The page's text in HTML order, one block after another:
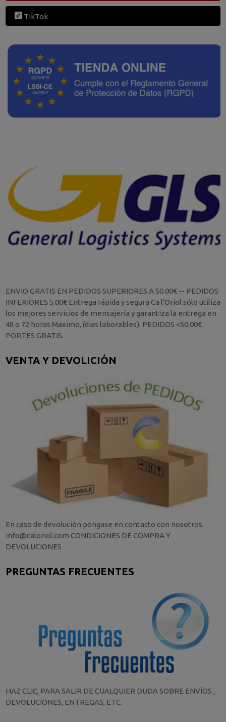
TikTok
ENVIO GRATIS EN PEDIDOS SUPERIORES A 50.00€ -- PEDIDOS
INFERIORES 5.00€ Entrega rápida y segura Ca l'Oriol sólo utiliza
los mejores servicios de mensajería y garantiza la entrega en
48 o 72 horas Maximo, (dias laborables). PEDIDOS <50.00€
PORTES GRATIS.
VENTA Y DEVOLICIÓN
En caso de devolución pongase en contacto con nosotros.
info@caloriol.com CONDICIONES DE COMPRA Y
DEVOLUCIONES
PREGUNTAS FRECUENTES
HAZ CLIC, PARA SALIR DE CUALQUIER DUDA SOBRE ENVÍOS ,
DEVOLUCIONES, ENTREGAS, ETC.